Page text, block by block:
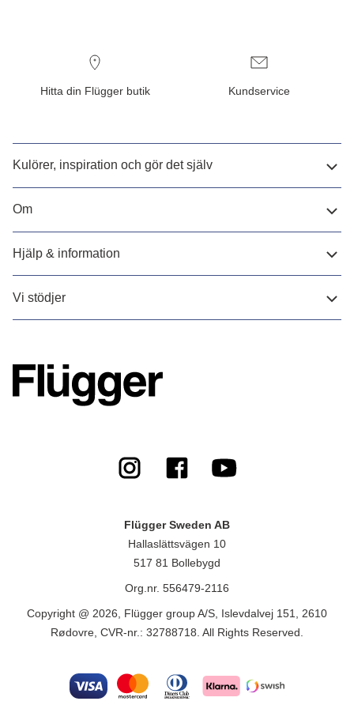
Hitta din Flügger butik Kundservice
Kulörer, inspiration och gör det själv
Om
Hjälp & information
Vi stödjer
Flügger Sweden AB
Hallaslättsvägen 10
517 81 Bollebygd
Org.nr. 556479-2116
Copyright @ 2026, Flügger group A/S, Islevdalvej 151, 2610
Rødovre, CVR-nr.: 32788718. All Rights Reserved.